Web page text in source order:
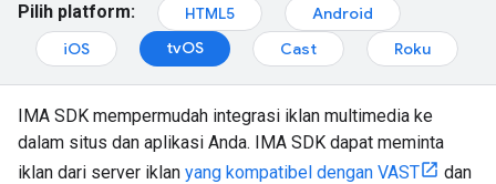
Pilih platform: HTML5
Android
iOS
tvOS Cast Roku
IMA SDK mempermudah integrasi iklan multimedia ke
dalam situs dan aplikasi Anda. IMA SDK dapat meminta
iklan dari server iklan yang kompatibel dengan VAST
dan